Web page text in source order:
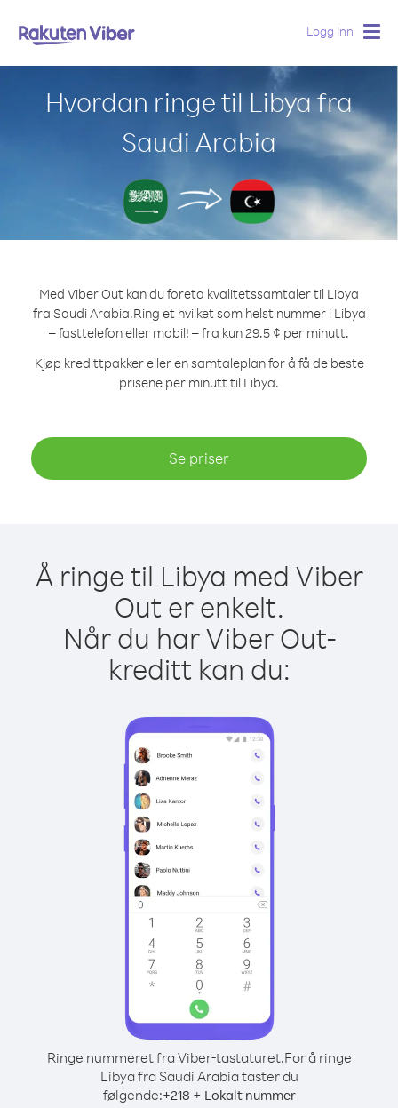
Logg Inn
Hvordan ringe til Libya fra
Saudi Arabia
Med Viber Out kan du foreta kvalitetssamtaler til Libya
fra Saudi Arabia.Ring et hvilket som helst nummer i Libya
– fasttelefon eller mobil! – fra kun 29.5 ¢ per minutt.
Kjøp kredittpakker eller en samtaleplan for å få de beste
prisene per minutt til Libya.
Se priser
Å ringe til Libya med Viber
Out er enkelt.
Når du har Viber Out-
kreditt kan du:
Ringe nummeret fra Viber-tastaturet.For å ringe
Libya fra Saudi Arabia taster du
følgende:+218 + Lokalt nummer